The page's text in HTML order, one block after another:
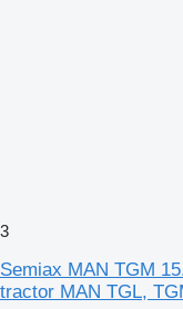
3
Semiax MAN TGM
tractor MAN TGL,